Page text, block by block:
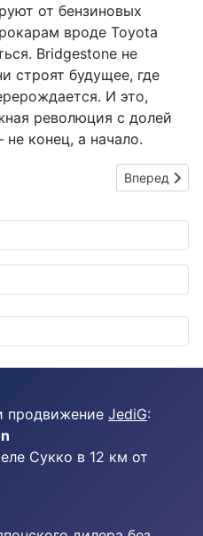
от бензиновых
вроде Toyota
Bridgestone не
строят будущее, где
И это,
революция с долей
не конец, а начало.
Electronics: VCU какСледующий:
Вперед
продвижение JediG:
Сукко в 12 км от